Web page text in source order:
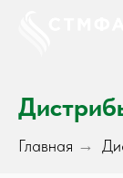
Главная →